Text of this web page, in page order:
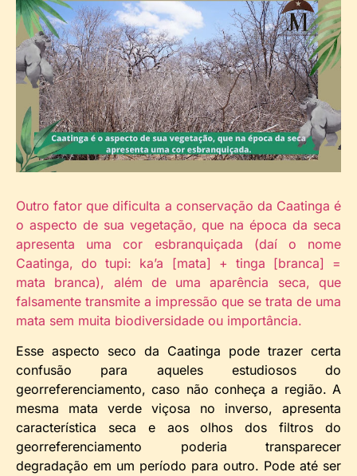
Outro fator que dificulta a conservação da Caatinga é
o aspecto de sua vegetação, que na época da seca
apresenta uma cor esbranquiçada (daí o nome
Caatinga, do tupi: ka’a [mata] + tinga [branca] =
mata branca), além de uma aparência seca, que
falsamente transmite a impressão que se trata de uma
mata sem muita biodiversidade ou importância.
Esse aspecto seco da Caatinga pode trazer certa
confusão para aqueles estudiosos do
georreferenciamento, caso não conheça a região. A
mesma mata verde viçosa no inverso, apresenta
característica seca e aos olhos dos filtros do
georreferenciamento poderia transparecer
degradação em um período para outro. Pode até ser